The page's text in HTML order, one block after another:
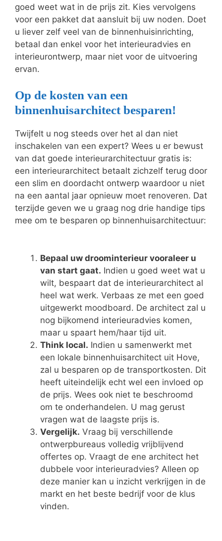
goed weet wat in de prijs zit. Kies vervolgens
voor een pakket dat aansluit bij uw noden. Doet
u liever zelf veel van de binnenhuisinrichting,
betaal dan enkel voor het interieuradvies en
interieurontwerp, maar niet voor de uitvoering
ervan.
Op de kosten van een
binnenhuisarchitect besparen!
Twijfelt u nog steeds over het al dan niet
inschakelen van een expert? Wees u er bewust
van dat goede interieurarchitectuur gratis is:
een interieurarchitect betaalt zichzelf terug door
een slim en doordacht ontwerp waardoor u niet
na een aantal jaar opnieuw moet renoveren. Dat
terzijde geven we u graag nog drie handige tips
mee om te besparen op binnenhuisarchitectuur:
Bepaal uw droominterieur vooraleer u
van start gaat. Indien u goed weet wat u
wilt, bespaart dat de interieurarchitect al
heel wat werk. Verbaas ze met een goed
uitgewerkt moodboard. De architect zal u
nog bijkomend interieuradvies komen,
maar u spaart hem/haar tijd uit.
Think local. Indien u samenwerkt met
een lokale binnenhuisarchitect uit Hove,
zal u besparen op de transportkosten. Dit
heeft uiteindelijk echt wel een invloed op
de prijs. Wees ook niet te beschroomd
om te onderhandelen. U mag gerust
vragen wat de laagste prijs is.
Vergelijk. Vraag bij verschillende
ontwerpbureaus volledig vrijblijvend
offertes op. Vraagt de ene architect het
dubbele voor interieuradvies? Alleen op
deze manier kan u inzicht verkrijgen in de
markt en het beste bedrijf voor de klus
vinden.